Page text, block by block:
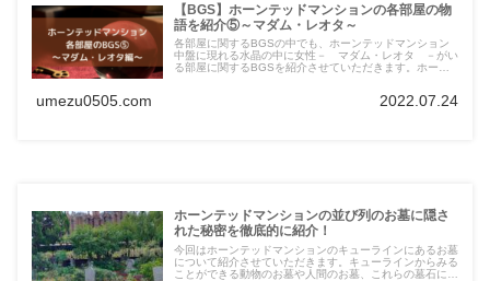
【BGS】ホーンテッドマンションの各部屋の物
語を紹介⑤～マダム・レオタ～
各部屋に関するBGSの中でも、ホーンテッドマンション
中盤に現れる水晶の中に女性－ マダム・レオタ －がい
る部屋に関するBGSを紹介させていただきます。ホーン
umezu0505.com 2022.07.24
ホーンテッドマンションの並び列のお墓に隠さ
れた秘密を徹底的に紹介！
今回はホーンテッドマンションのキューラインにあるお墓
について紹介させていただきます。キューラインからみる
ことができる動物のお墓や人間のお墓、これらの墓石に